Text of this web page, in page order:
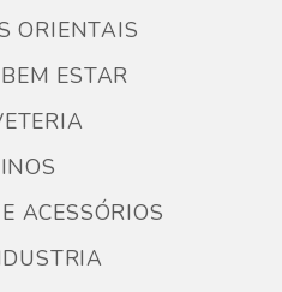
ORIENTAIS
ESTAR
ACESSÓRIOS